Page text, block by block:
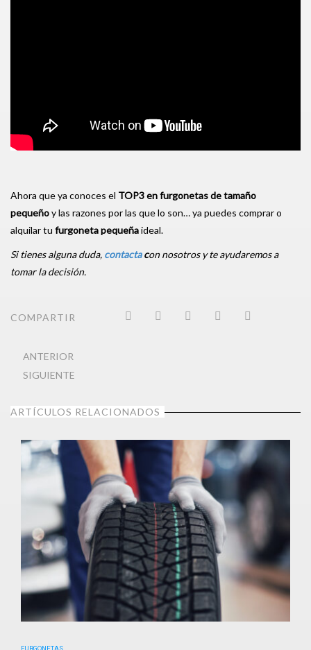
Ahora que ya conoces el TOP3 en furgonetas de tamaño
pequeñoy las razones por las que lo son… ya puedes comprar o
alquilar tu furgoneta pequeñaideal.
Si tienes alguna duda, contactacon nosotros y te ayudaremos a
tomar la decisión.
COMPARTIR
ANTERIOR
SIGUIENTE
ARTÍCULOS RELACIONADOS
FURGONETAS